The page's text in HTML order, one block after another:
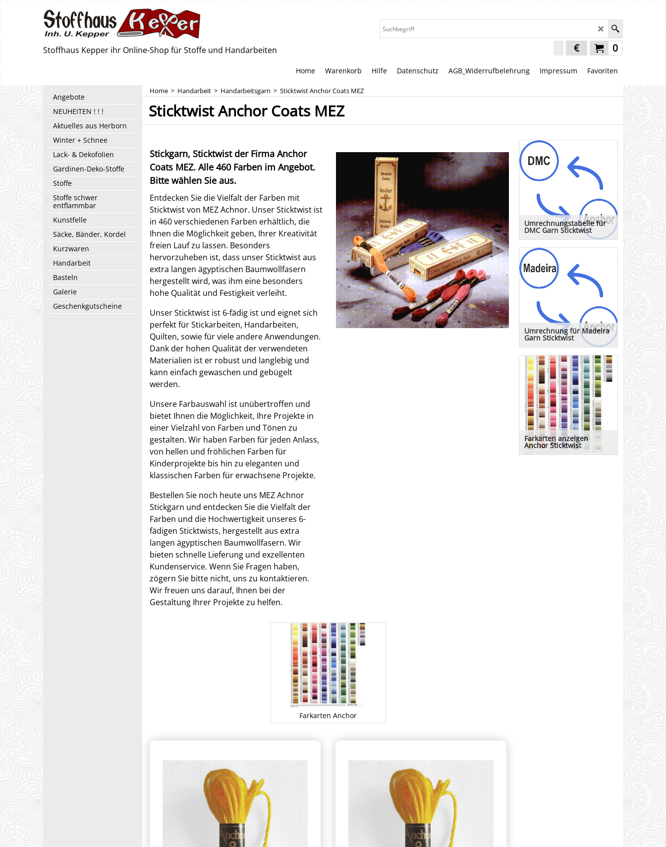
Stoffhaus Kepper ihr Online-Shop für Stoffe und Handarbeiten 0
€
Home Warenkorb Hilfe Datenschutz AGB_Widerrufbelehrung Impressum Favoriten
Angebote
NEUHEITEN ! ! !
Aktuelles aus Herborn
Winter + Schnee
Lack- & Dekofolien
Gardinen-Deko-Stoffe
Stoffe
Stoffe schwer
entflammbar
Kunstfelle
Säcke, Bänder, Kordel
Kurzwaren
Handarbeit
Basteln
Galerie
Geschenkgutscheine
Home > Handarbeit > Handarbeitsgarn > Sticktwist Anchor Coats MEZ
Sticktwist Anchor Coats MEZ
Umrechnungstabelle für
DMC Garn Sticktwist
Eine Tabelle der Farben von DMC
Stickgarn auf Sticktwist von
Anchor MEZ
Umrechnung für Madeira
Garn Sticktwist
Eine Tabelle der Farben von
Madeira Stickgarn auf Sticktwist
von Anchor MEZ
Farkarten anzeigen
Anchor Sticktwist
Hier können Sie sich die
Stickgarn, Sticktwist der Firma Anchor
Coats MEZ. Alle 460 Farben im Angebot.
Bitte wählen Sie aus.
Entdecken Sie die Vielfalt der Farben mit
Sticktwist von MEZ Achnor. Unser Sticktwist ist
in 460 verschiedenen Farben erhältlich, die
Ihnen die Möglichkeit geben, Ihrer Kreativität
freien Lauf zu lassen. Besonders
hervorzuheben ist, dass unser Sticktwist aus
extra langen ägyptischen Baumwollfasern
hergestellt wird, was ihm eine besonders
hohe Qualität und Festigkeit verleiht.
Unser Sticktwist ist 6-fädig ist und eignet sich
perfekt für Stickarbeiten, Handarbeiten,
Quilten, sowie für viele andere Anwendungen.
Dank der hohen Qualität der verwendeten
Materialien ist er robust und langlebig und
kann einfach gewaschen und gebügelt
werden.
Unsere Farbauswahl ist unübertroffen und
bietet Ihnen die Möglichkeit, Ihre Projekte in
einer Vielzahl von Farben und Tönen zu
gestalten. Wir haben Farben für jeden Anlass,
von hellen und fröhlichen Farben für
Kinderprojekte bis hin zu eleganten und
klassischen Farben für erwachsene Projekte.
Bestellen Sie noch heute uns MEZ Achnor
Stickgarn und entdecken Sie die Vielfalt der
Farben und die Hochwertigkeit unseres 6-
fädigen Sticktwists, hergestellt aus extra
langen ägyptischen Baumwollfasern. Wir
bieten schnelle Lieferung und exzellenten
Kundenservice. Wenn Sie Fragen haben,
zögern Sie bitte nicht, uns zu kontaktieren.
Wir freuen uns darauf, Ihnen bei der
Gestaltung Ihrer Projekte zu helfen.
Farkarten Anchor